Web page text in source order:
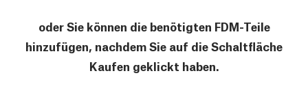
oder Sie können die benötigten FDM-Teile
hinzufügen, nachdem Sie auf die Schaltfläche
Kaufen geklickt haben.